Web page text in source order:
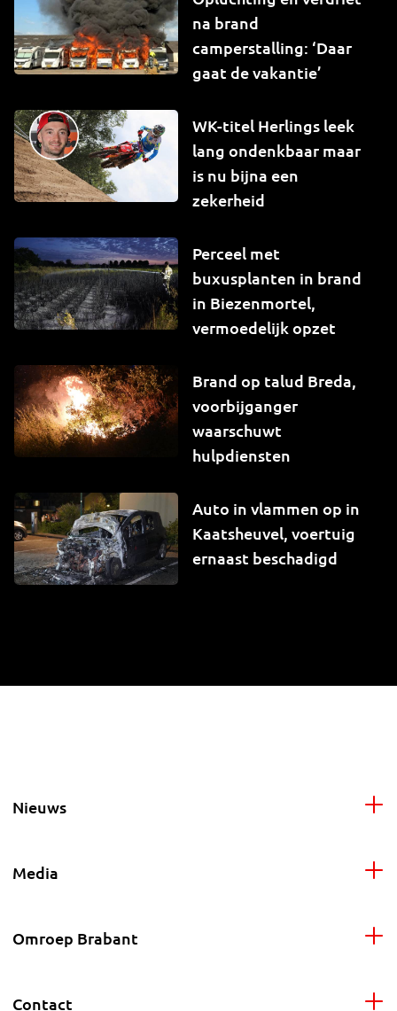
na brand
camperstalling: ‘Daar
gaat de vakantie’
WK-titel Herlings leek
lang ondenkbaar maar
is nu bijna een
zekerheid
Perceel met
buxusplanten in brand
in Biezenmortel,
vermoedelijk opzet
Brand op talud Breda,
voorbijganger
waarschuwt
hulpdiensten
Auto in vlammen op in
Kaatsheuvel, voertuig
ernaast beschadigd
Nieuws
Media
Omroep Brabant
Contact